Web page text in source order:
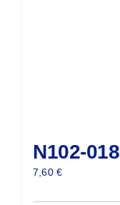
N102-018
7,60€